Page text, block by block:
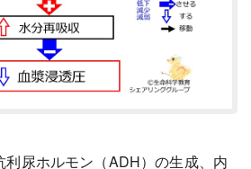
利尿ホルモン（ADH）の生成、内